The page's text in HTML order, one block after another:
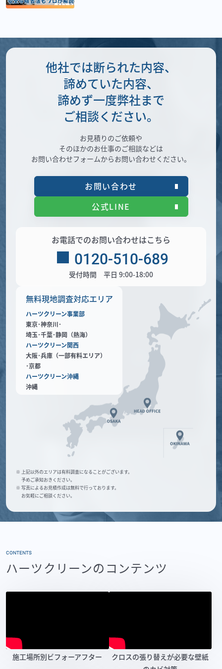
無料現地調査対応エリア
ハーツクリーン事業部
東京･神奈川･
埼玉･千葉･静岡（熱海）
ハーツクリーン関西
大阪･兵庫（一部有料エリア）
･京都
ハーツクリーン沖縄
沖縄
※ 上記以外のエリアは有料調査になることがございます。
予めご承知おきください。
※ 写真によるお見積作成は無料で行っております。
お気軽にご相談ください。
他社では断られた内容、
諦めていた内容、
諦めず一度弊社まで
ご相談ください。
お見積りのご依頼や
そのほかのお仕事のご相談などは
お問い合わせフォームからお問い合わせください。
お問い合わせ
公式LINE
お電話でのお問い合わせはこちら
0120-510-689
受付時間 平日 9:00-18:00
CONTENTS
ハーツクリーンのコンテンツ
施工場所別ビフォーアフター
クロスの張り替えが必要な壁紙